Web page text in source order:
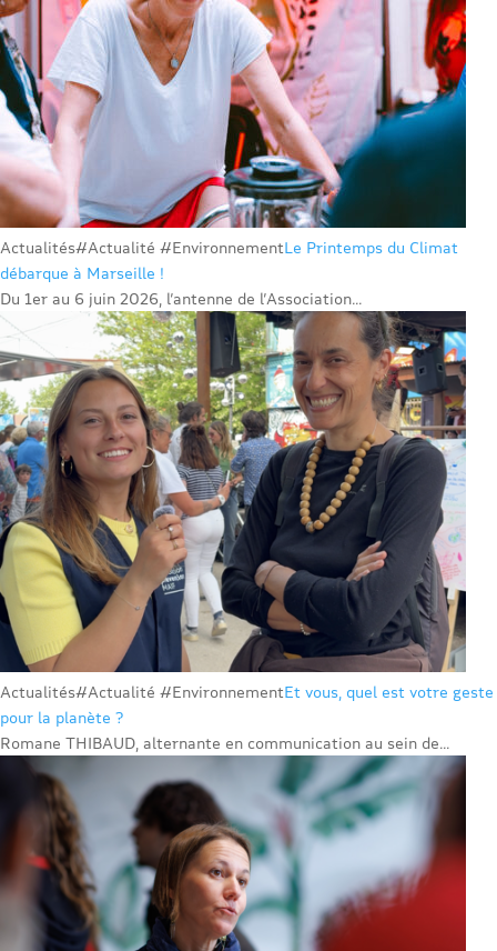
Actualités#Actualité #EnvironnementLe Printemps du Climat
débarque à Marseille !
Du 1er au 6 juin 2026, l’antenne de l’Association...
Actualités#Actualité #EnvironnementEt vous, quel est votre geste
pour la planète ?
Romane THIBAUD, alternante en communication au sein de...